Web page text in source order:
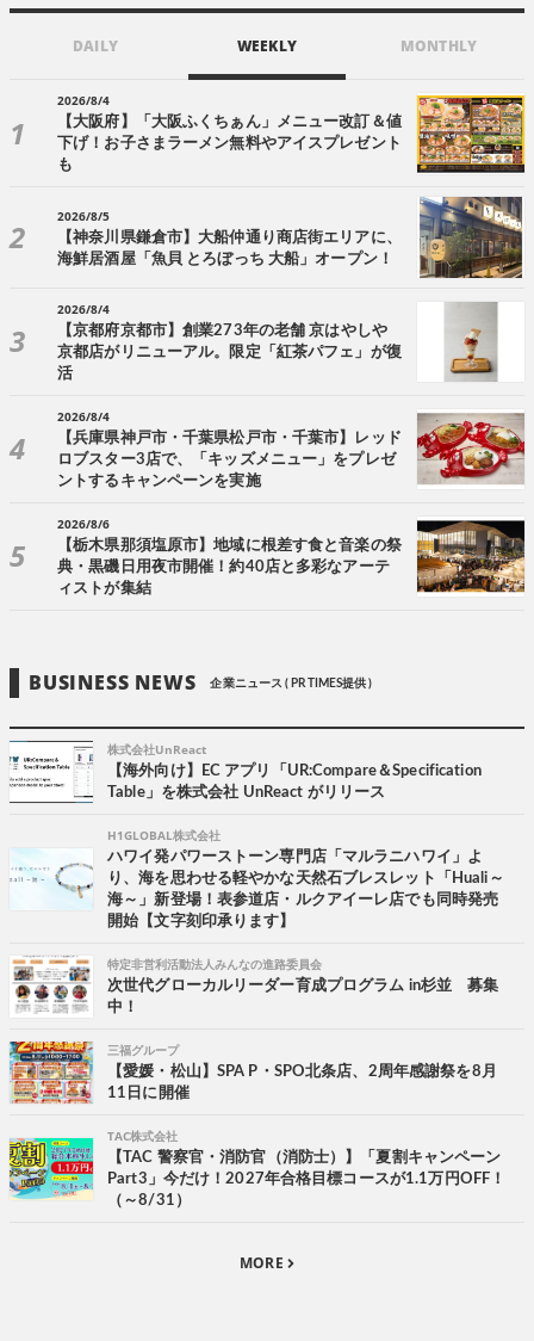
DAILY WEEKLY MONTHLY
2026/8/4
【大阪府】「大阪ふくちぁん」メニュー改訂＆値
下げ！お子さまラーメン無料やアイスプレゼント
も
2026/8/5
【神奈川県鎌倉市】大船仲通り商店街エリアに、
海鮮居酒屋「魚貝 とろぼっち 大船」オープン！
2026/8/4
【京都府京都市】創業273年の老舗 京はやしや
京都店がリニューアル。限定「紅茶パフェ」が復
活
2026/8/4
【兵庫県神戸市・千葉県松戸市・千葉市】レッド
ロブスター3店で、「キッズメニュー」をプレゼ
ントするキャンペーンを実施
2026/8/6
【栃木県那須塩原市】地域に根差す食と音楽の祭
典・黒磯日用夜市開催！約40店と多彩なアーテ
ィストが集結
BUSINESS NEWS 企業ニュース ( PR TIMES提供 )
株式会社UnReact
【海外向け】EC アプリ「UR:Compare＆Specification
Table」を株式会社 UnReact がリリース
H1GLOBAL株式会社
ハワイ発パワーストーン専門店「マルラニハワイ」よ
り、海を思わせる軽やかな天然石ブレスレット「Huali～
海～」新登場！表参道店・ルクアイーレ店でも同時発売
開始【文字刻印承ります】
特定非営利活動法人みんなの進路委員会
次世代グローカルリーダー育成プログラム in杉並 募集
中！
三福グループ
【愛媛・松山】SPA P・SPO北条店、2周年感謝祭を8月
11日に開催
TAC株式会社
【TAC 警察官・消防官（消防士）】「夏割キャンペーン
Part3」今だけ！2027年合格目標コースが1.1万円OFF！
（～8/31）
MORE